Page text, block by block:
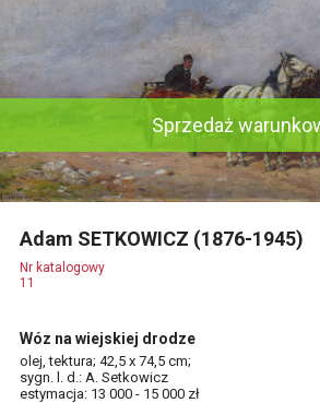
Sprzedaż
Adam SETKOWICZ (1876-1945)
Nr katalogowy
11
Wóz na wiejskiej drodze
olej, tektura; 42,5 x 74,5 cm;
sygn. l. d.: A. Setkowicz
estymacja: 13 000 - 15 000 zł